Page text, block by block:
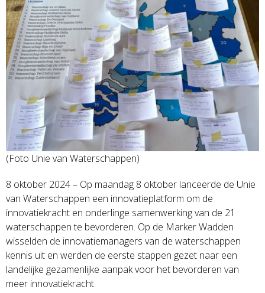
(Foto Unie van Waterschappen)
8 oktober 2024 – Op maandag 8 oktober lanceerde de Unie
van Waterschappen een innovatieplatform om de
innovatiekracht en onderlinge samenwerking van de 21
waterschappen te bevorderen. Op de Marker Wadden
wisselden de innovatiemanagers van de waterschappen
kennis uit en werden de eerste stappen gezet naar een
landelijke gezamenlijke aanpak voor het bevorderen van
meer innovatiekracht.